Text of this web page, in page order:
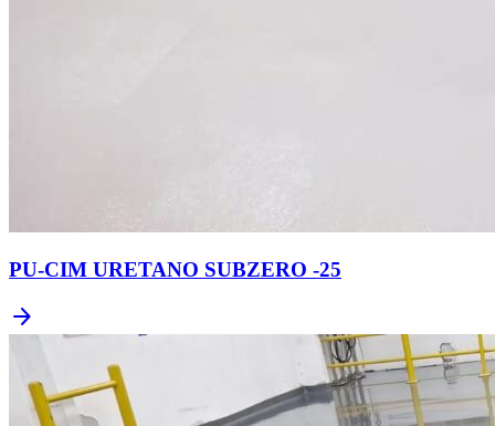
PU-CIM URETANO SUBZERO -25
arrow_forward